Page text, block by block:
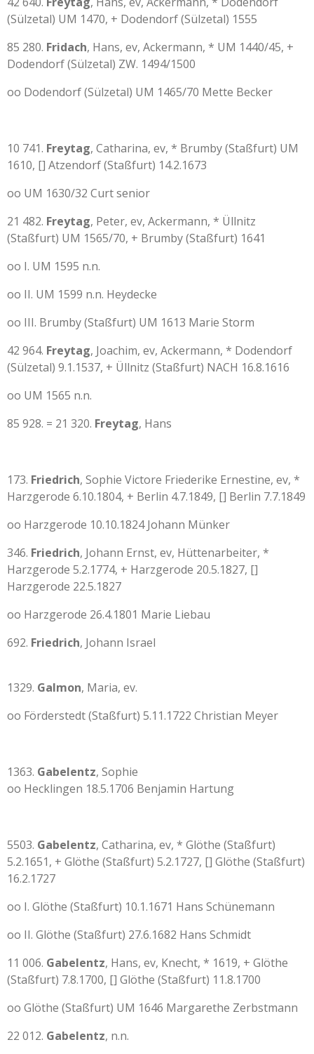
(Sülzetal) UM 1470, + Dodendorf (Sülzetal) 1555
85 280. Fridach, Hans, ev, Ackermann, * UM 1440/45, +
Dodendorf (Sülzetal) ZW. 1494/1500
oo Dodendorf (Sülzetal) UM 1465/70 Mette Becker
10 741. Freytag, Catharina, ev, * Brumby (Staßfurt) UM
1610, [] Atzendorf (Staßfurt) 14.2.1673
oo UM 1630/32 Curt senior
21 482. Freytag, Peter, ev, Ackermann, * Üllnitz
(Staßfurt) UM 1565/70, + Brumby (Staßfurt) 1641
oo I. UM 1595 n.n.
oo II. UM 1599 n.n. Heydecke
oo III. Brumby (Staßfurt) UM 1613 Marie Storm
42 964. Freytag, Joachim, ev, Ackermann, * Dodendorf
(Sülzetal) 9.1.1537, + Üllnitz (Staßfurt) NACH 16.8.1616
oo UM 1565 n.n.
85 928. = 21 320. Freytag, Hans
173. Friedrich, Sophie Victore Friederike Ernestine, ev, *
Harzgerode 6.10.1804, + Berlin 4.7.1849, [] Berlin 7.7.1849
oo Harzgerode 10.10.1824 Johann Münker
346. Friedrich, Johann Ernst, ev, Hüttenarbeiter, *
Harzgerode 5.2.1774, + Harzgerode 20.5.1827, []
Harzgerode 22.5.1827
oo Harzgerode 26.4.1801 Marie Liebau
692. Friedrich, Johann Israel
1329. Galmon, Maria, ev.
oo Förderstedt (Staßfurt) 5.11.1722 Christian Meyer
1363. Gabelentz, Sophie
oo Hecklingen 18.5.1706 Benjamin Hartung
5503. Gabelentz, Catharina, ev, * Glöthe (Staßfurt)
5.2.1651, + Glöthe (Staßfurt) 5.2.1727, [] Glöthe (Staßfurt)
16.2.1727
oo I. Glöthe (Staßfurt) 10.1.1671 Hans Schünemann
oo II. Glöthe (Staßfurt) 27.6.1682 Hans Schmidt
11 006. Gabelentz, Hans, ev, Knecht, * 1619, + Glöthe
(Staßfurt) 7.8.1700, [] Glöthe (Staßfurt) 11.8.1700
oo Glöthe (Staßfurt) UM 1646 Margarethe Zerbstmann
22 012. Gabelentz, n.n.